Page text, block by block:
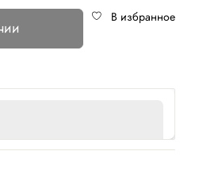
В избранное